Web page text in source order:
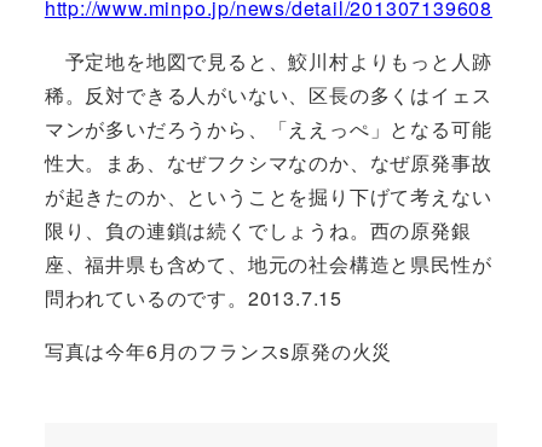
http://www.minpo.jp/news/detail/201307139608
予定地を地図で見ると、鮫川村よりもっと人跡
稀。反対できる人がいない、区長の多くはイェス
マンが多いだろうから、「ええっぺ」となる可能
性大。まあ、なぜフクシマなのか、なぜ原発事故
が起きたのか、ということを掘り下げて考えない
限り、負の連鎖は続くでしょうね。西の原発銀
座、福井県も含めて、地元の社会構造と県民性が
問われているのです。2013.7.15
写真は今年6月のフランスs原発の火災